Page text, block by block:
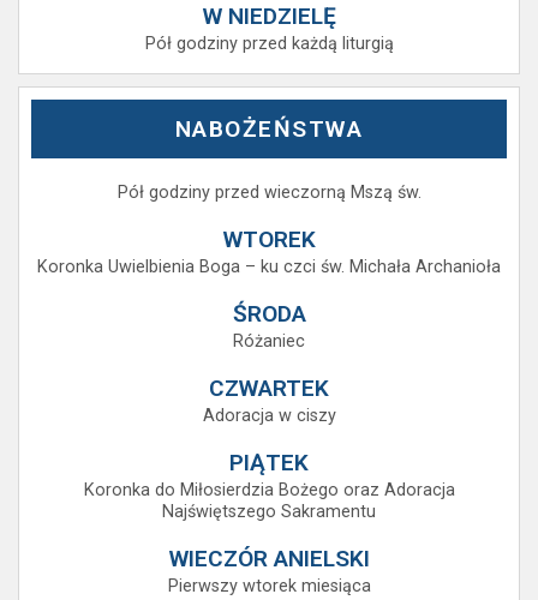
W NIEDZIELĘ
Pół godziny przed każdą liturgią
NABOŻEŃSTWA
Pół godziny przed wieczorną Mszą św.
WTOREK
Koronka Uwielbienia Boga – ku czci św. Michała Archanioła
ŚRODA
Różaniec
CZWARTEK
Adoracja w ciszy
PIĄTEK
Koronka do Miłosierdzia Bożego oraz Adoracja
Najświętszego Sakramentu
WIECZÓR ANIELSKI
Pierwszy wtorek miesiąca